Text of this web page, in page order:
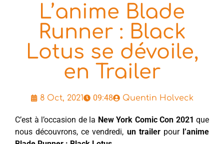
L’anime Blade
Runner : Black
Lotus se dévoile,
en Trailer
8 Oct, 2021 09:48 Quentin Holveck
C’est à l’occasion de la New York Comic Con 2021 que
nous découvrons, ce vendredi, un trailerpour l’anime